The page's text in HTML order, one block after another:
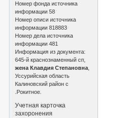
Номер фонда источника
информации 58
Номер описи источника
информации 818883
Номер дела источника
информации 481
Информация из документа:
645-й краснознаменный сп,
жена Клавдия Степановна
Уссурийская область
Калиновский район с
.Рокитное.
Учетная карточка
захоронения